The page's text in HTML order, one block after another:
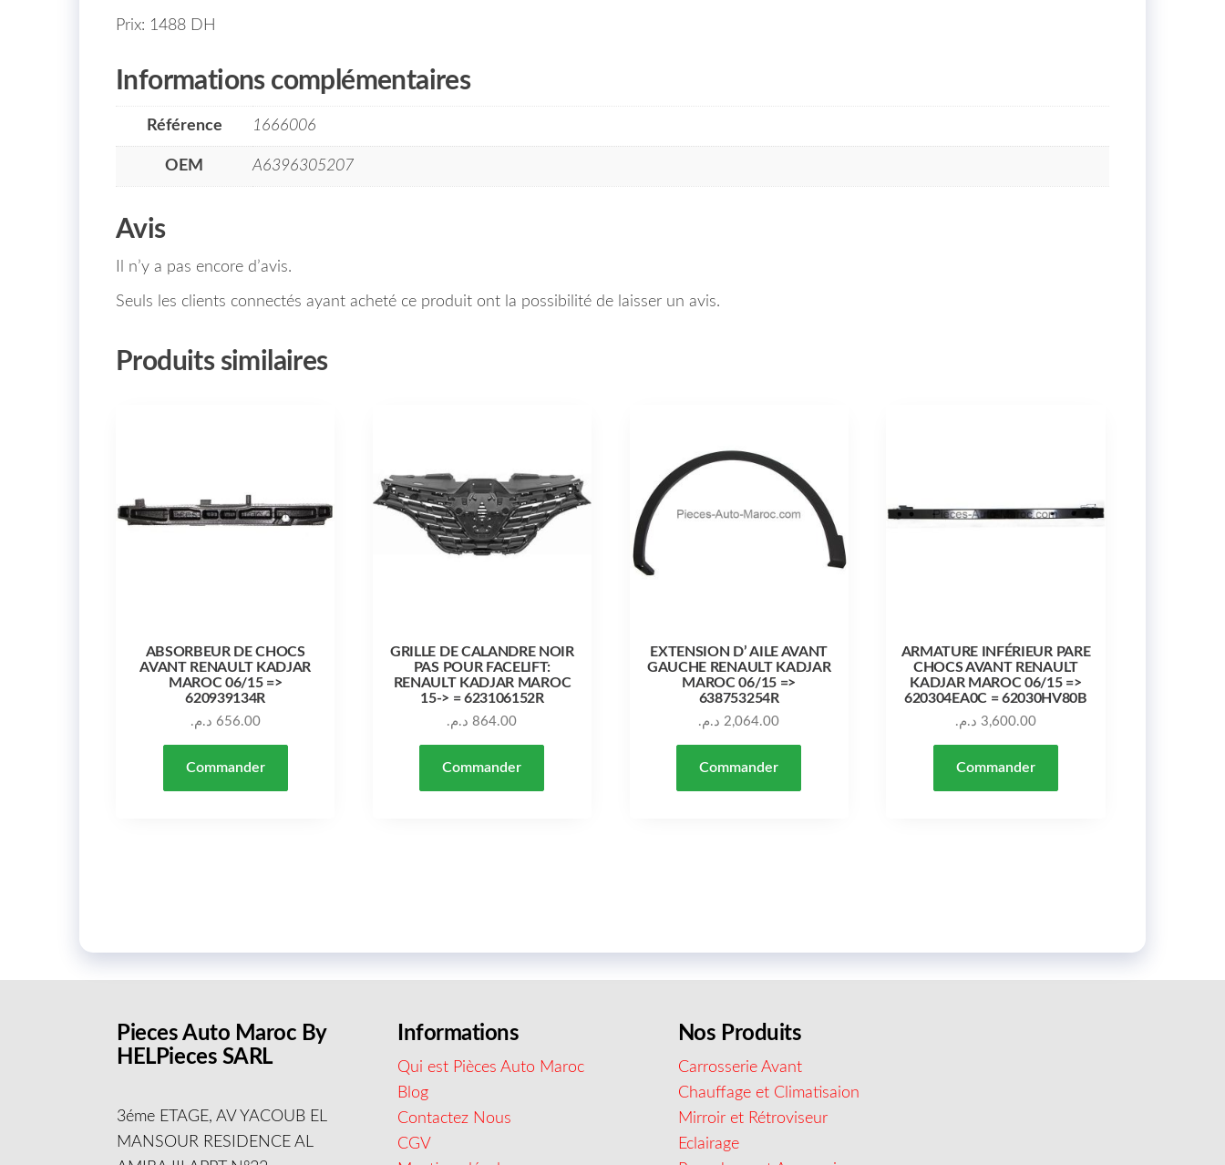
Prix: 1488 DH
Informations complémentaires
Référence 1666006
OEM A6396305207
Avis
Il n’y a pas encore d’avis.
Seuls les clients connectés ayant acheté ce produit ont la possibilité de laisser un avis.
Produits similaires
ABSORBEUR DE CHOCS
AVANT RENAULT KADJAR
MAROC 06/15 =>
620939134R
656.00 د.م.
Commander
GRILLE DE CALANDRE NOIR
PAS POUR FACELIFT:
RENAULT KADJAR MAROC
15-> = 623106152R
864.00 د.م.
Commander
EXTENSION D’ AILE AVANT
GAUCHE RENAULT KADJAR
MAROC 06/15 =>
638753254R
2,064.00 د.م.
Commander
ARMATURE INFÉRIEUR PARE
CHOCS AVANT RENAULT
KADJAR MAROC 06/15 =>
620304EA0C = 62030HV80B
3,600.00 د.م.
Commander
Pieces Auto Maroc By
HELPieces SARL
3éme ETAGE, AV YACOUB EL
MANSOUR RESIDENCE AL
Informations
Qui est Pièces Auto Maroc
Blog
Contactez Nous
CGV
Nos Produits
Carrosserie Avant
Chauffage et Climatisaion
Mirroir et Rétroviseur
Eclairage